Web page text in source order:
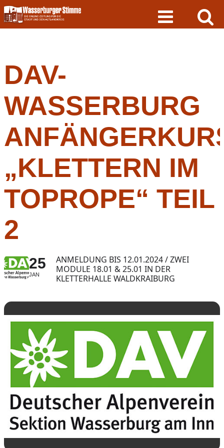
Skip
to
content
DAV-
WASSERBURG
„KLETTERN IM
TOPROPE“ TEIL
2
25
JAN
ANMELDUNG BIS 12.01.2024 / ZWEI
MODULE 18.01 & 25.01 IN DER
KLETTERHALLE WALDKRAIBURG